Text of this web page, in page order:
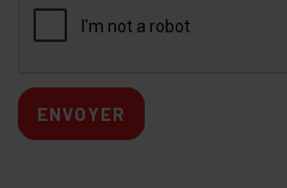
ENVOYER